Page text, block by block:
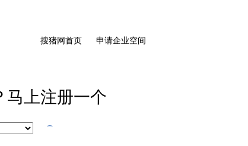
搜猪网首页 申请企业空间
马上注册一个